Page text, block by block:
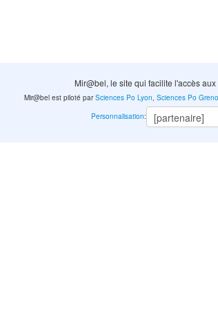
Mir@bel, le site qui facilite l'accès
Mir@bel est piloté parSciences Po Lyon,Sciences Po
Personnalisation: